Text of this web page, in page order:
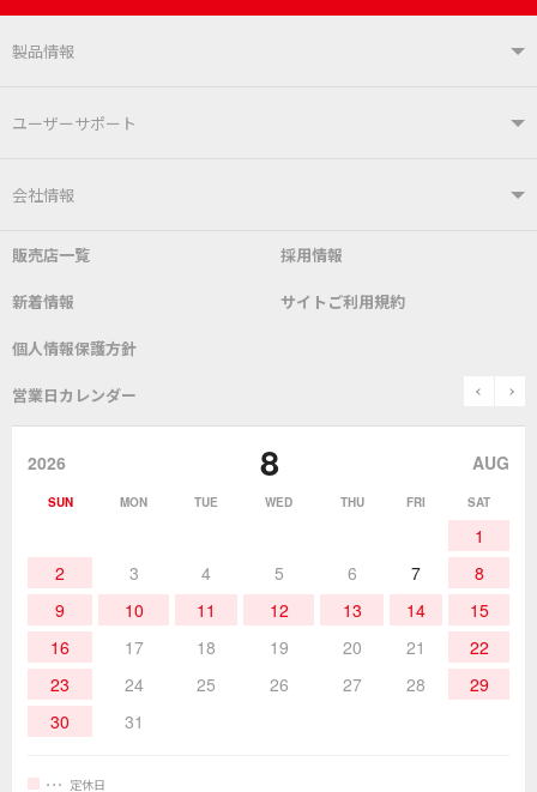
製品情報
製品情報TOP
はんだ付けシステム
こて先 自動はんだ送り装置
表面実装/SMT関連
作業環境／材料
ユーザーサポート
ユーザーサポートTOP
よくあるご質問 デモ機貸し出しサービス
SDS(MSDS)製品
取扱説明書
該非説明発行の申込み
会社情報
会社概要 社長あいさつ
グットのあゆみ
販売店一覧 採用情報
新着情報 サイトご利用規約
個人情報保護方針
営業日カレンダー prev
2026 8 AUG
SUN MON TUE WED THU FRI SAT
1
2
3 4 5 6 7
8
9
10 11 12 13 14
15
16
17 18 19 20 21
22
23
24 25 26 27 28
29
30
31
定休日